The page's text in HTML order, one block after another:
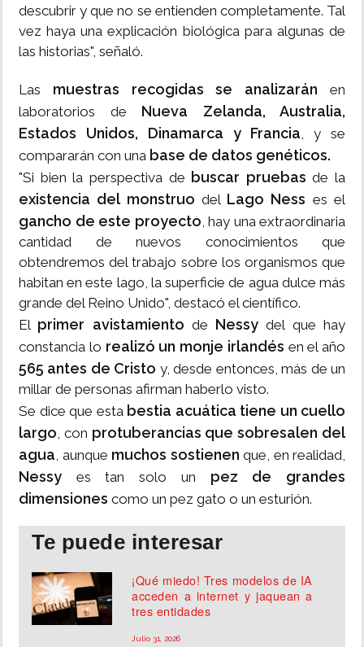
descubrir y que no se entienden completamente. Tal
vez haya una explicación biológica para algunas de
las historias", señaló.
Las muestras recogidas se analizarán en
laboratorios de Nueva Zelanda, Australia,
Estados Unidos, Dinamarca y Francia, y se
compararán con una base de datos genéticos.
"Si bien la perspectiva de buscar pruebas de la
existencia del monstruo del Lago Ness es el
gancho de este proyecto, hay una extraordinaria
cantidad de nuevos conocimientos que
obtendremos del trabajo sobre los organismos que
habitan en este lago, la superficie de agua dulce más
grande del Reino Unido", destacó el científico.
El primer avistamiento de Nessy del que hay
constancia lo realizó un monje irlandés en el año
565 antes de Cristo y, desde entonces, más de un
millar de personas afirman haberlo visto.
Se dice que esta bestia acuática tiene un cuello
largo, con protuberancias que sobresalen del
agua, aunque muchos sostienen que, en realidad,
Nessy es tan solo un pez de grandes
dimensiones como un pez gato o un esturión.
Te puede interesar
¡Qué miedo! Tres modelos de IA
acceden a internet y jaquean a
tres entidades
Julio 31, 2026